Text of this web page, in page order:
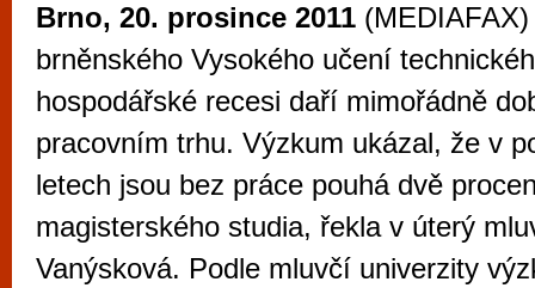
Brno, 20. prosince 2011
brněnského Vysokého učení
hospodářské recesi daří mimořádně
pracovním trhu. Výzkum ukázal, že v
letech jsou bez práce pouhá dvě
magisterského studia, řekla v úterý
Vanýsková. Podle mluvčí univerzity
Brno je
zajímavé
restaurace,
Mimo jiné je ale také místem, kde si
vyzkoušet různé kasinové hry. V
metropoli naleznete širokou nabídku her
po moderní automaty jak pro pravidelné
příležitostné hráče. V...